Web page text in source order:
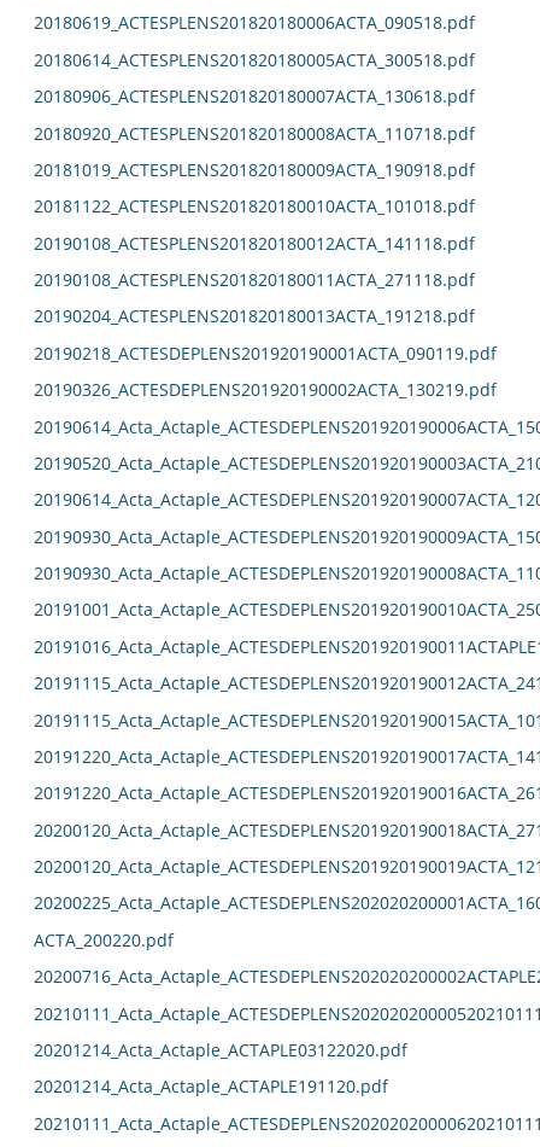
20180619_ACTESPLENS201820180006ACTA_090518.pdf
20180614_ACTESPLENS201820180005ACTA_300518.pdf
20180906_ACTESPLENS201820180007ACTA_130618.pdf
20180920_ACTESPLENS201820180008ACTA_110718.pdf
20181019_ACTESPLENS201820180009ACTA_190918.pdf
20181122_ACTESPLENS201820180010ACTA_101018.pdf
20190108_ACTESPLENS201820180012ACTA_141118.pdf
20190108_ACTESPLENS201820180011ACTA_271118.pdf
20190204_ACTESPLENS201820180013ACTA_191218.pdf
20190218_ACTESDEPLENS201920190001ACTA_090119.pdf
20190326_ACTESDEPLENS201920190002ACTA_130219.pdf
ACTA_200220.pdf
20201214_Acta_Actaple_ACTAPLE03122020.pdf
20201214_Acta_Actaple_ACTAPLE191120.pdf